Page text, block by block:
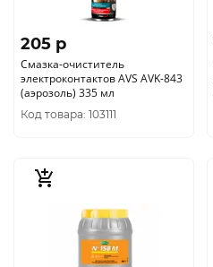
205 p
Смазка-очиститель
электроконтактов AVS AVK-843
(аэрозоль) 335 мл
Код товара: 103111